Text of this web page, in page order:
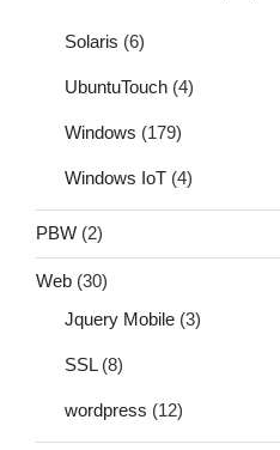
Solaris (6)
UbuntuTouch (4)
Windows (179)
Windows IoT (4)
PBW (2)
Web (30)
Jquery Mobile (3)
SSL(8)
wordpress (12)